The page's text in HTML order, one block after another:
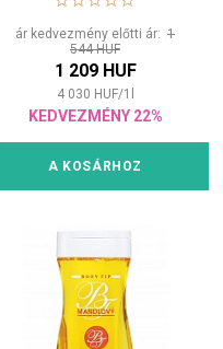
ár kedvezmény előtti ár: 1
544 HUF
1 209 HUF
4 030 HUF/1
KEDVEZMÉNY 22%
A KOSÁRHOZ